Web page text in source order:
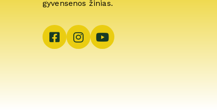
gyvensenos žinias.